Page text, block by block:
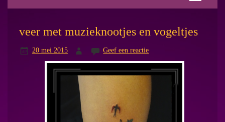
veer met muzieknootjes en vogeltjes
20 mei 2015 Geef een reactie